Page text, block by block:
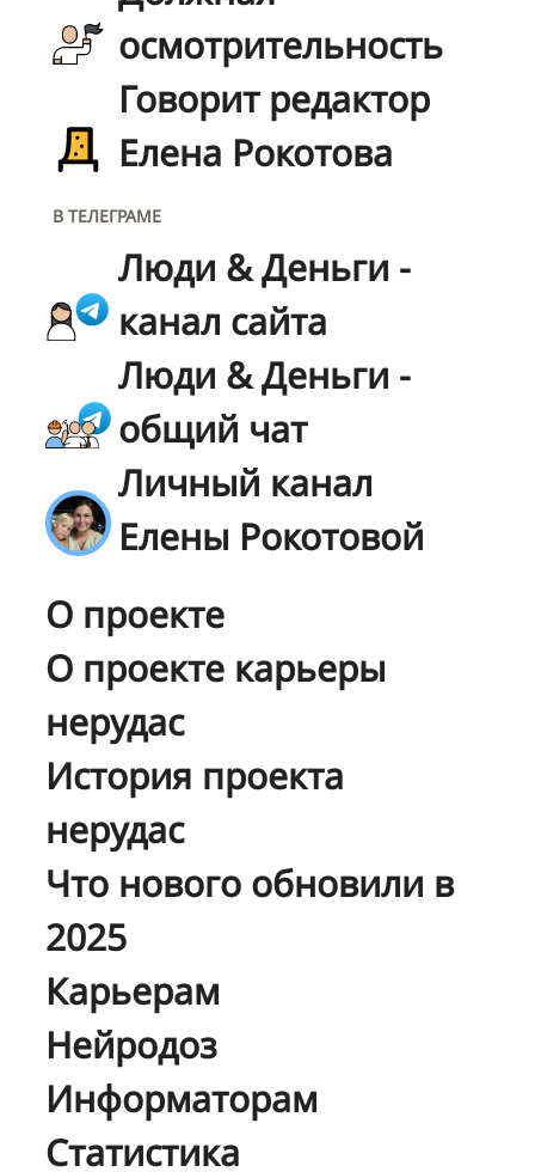
осмотрительность
Говорит редактор
Елена Рокотова
В ТЕЛЕГРАМЕ
Люди & Деньги -
канал сайта
Люди & Деньги -
общий чат
Личный канал
Елены Рокотовой
О проекте
О проекте карьеры
нерудас
История проекта
нерудас
Что нового обновили в
2025
Карьерам
Нейродоз
Информаторам
Статистика